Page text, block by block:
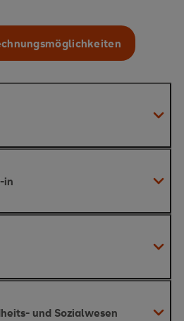
720 Euro
in
960 Euro
und Sozialwesen